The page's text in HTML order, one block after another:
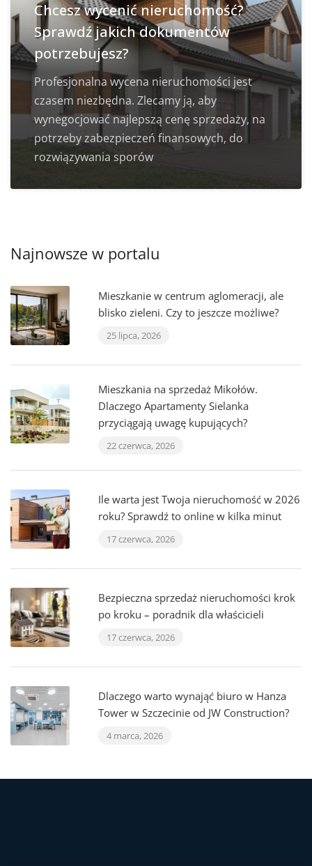
Chcesz wycenić nieruchomość?
Sprawdź jakich dokumentów
potrzebujesz?
Profesjonalna wycena nieruchomości jest
czasem niezbędna. Zlecamy ją, aby
wynegocjować najlepszą cenę sprzedaży, na
potrzeby zabezpieczeń finansowych, do
rozwiązywania sporów
Najnowsze w portalu
Mieszkanie w centrum aglomeracji, ale
blisko zieleni. Czy to jeszcze możliwe?
25 lipca, 2026
Mieszkania na sprzedaż Mikołów.
Dlaczego Apartamenty Sielanka
przyciągają uwagę kupujących?
22 czerwca, 2026
Ile warta jest Twoja nieruchomość w 2026
roku? Sprawdź to online w kilka minut
17 czerwca, 2026
Bezpieczna sprzedaż nieruchomości krok
po kroku – poradnik dla właścicieli
17 czerwca, 2026
Dlaczego warto wynająć biuro w Hanza
Tower w Szczecinie od JW Construction?
4 marca, 2026